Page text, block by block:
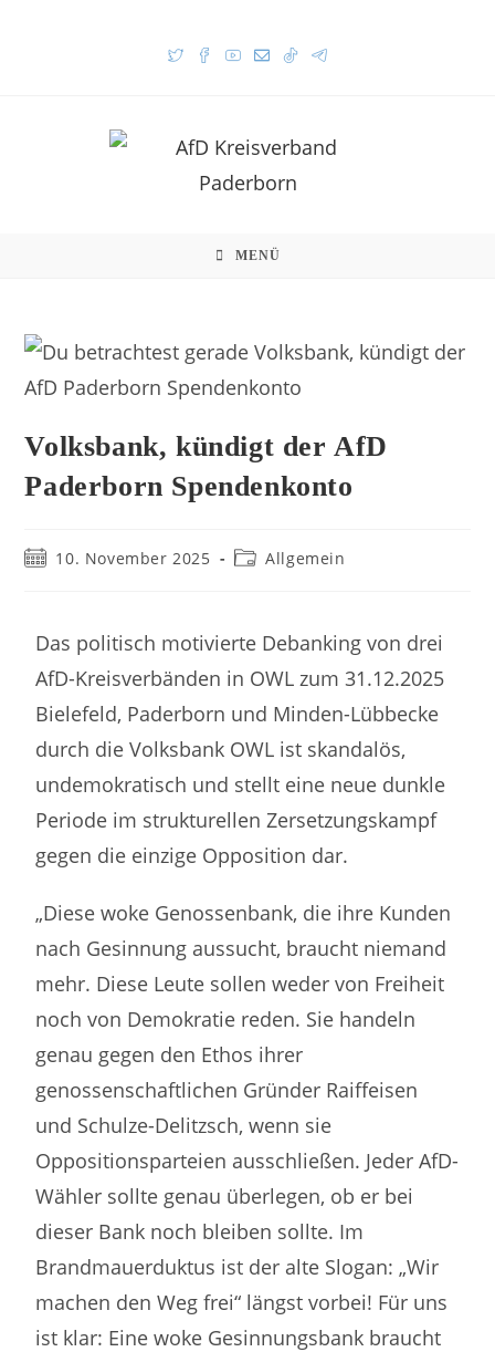
MENÜ
Volksbank, kündigt der AfD
Paderborn Spendenkonto
10. November 2025 Allgemein
Das politisch motivierte Debanking von drei
AfD-Kreisverbänden in OWL zum 31.12.2025
Bielefeld, Paderborn und Minden-Lübbecke
durch die Volksbank OWL ist skandalös,
undemokratisch und stellt eine neue dunkle
Periode im strukturellen Zersetzungskampf
gegen die einzige Opposition dar.
„Diese woke Genossenbank, die ihre Kunden
nach Gesinnung aussucht, braucht niemand
mehr. Diese Leute sollen weder von Freiheit
noch von Demokratie reden. Sie handeln
genau gegen den Ethos ihrer
genossenschaftlichen Gründer Raiffeisen
und Schulze-Delitzsch, wenn sie
Oppositionsparteien ausschließen. Jeder AfD-
Wähler sollte genau überlegen, ob er bei
dieser Bank noch bleiben sollte. Im
Brandmauerduktus ist der alte Slogan: „Wir
machen den Weg frei“ längst vorbei! Für uns
ist klar: Eine woke Gesinnungsbank braucht